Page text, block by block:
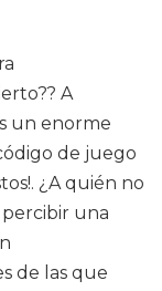
A
un enorme
de juego
¿A quién no
percibir una
de las que